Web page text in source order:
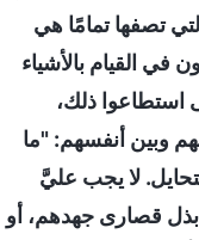
تصفها تمامًا هي
القيام بالأشياء
استطاعوا ذلك،
وبين أنفسهم: "ما
لا يجب عليَّ
بذل قصارى جهدهم، أو